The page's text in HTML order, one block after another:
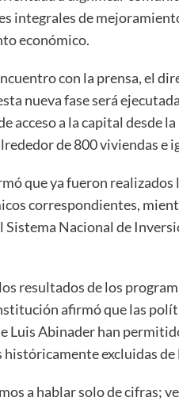
integrales de
económico.
con la prensa, el
nueva fase será
acceso a la capital desde
de 800 viviendas e
que ya fueron
correspondientes,
Nacional de
resultados de los
afirmó que las
Luis Abinader han
excluidas
a hablar solo de cifras;